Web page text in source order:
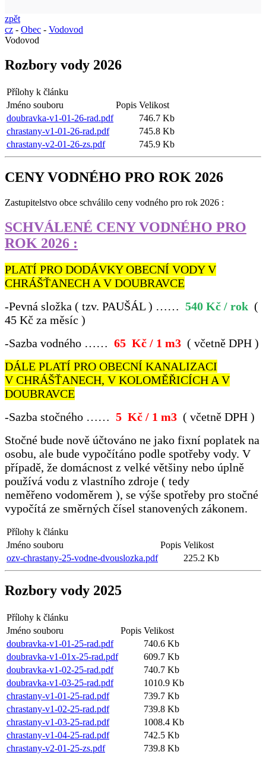
zpět
cz - Obec - Vodovod
Vodovod
Rozbory vody 2026
Přílohy k článku
Jméno souboru
Popis Velikost
doubravka-v1-01-26-rad.pdf
746.7 Kb
chrastany-v1-01-26-rad.pdf
745.8 Kb
chrastany-v2-01-26-zs.pdf
745.9 Kb
CENY VODNÉHO PRO ROK 2026
Zastupitelstvo obce schválilo ceny vodného pro rok 2026 :
SCHVÁLENÉ CENY VODNÉHO PRO
ROK 2026 :
PLATÍ PRO DODÁVKY OBECNÍ VODY V
CHRÁŠŤANECH A V DOUBRAVCE
-Pevná složka ( tzv. PAUŠÁL ) …… 540 Kč / rok (
45 Kč za měsíc )
-Sazba vodného …… 65 Kč / 1 m3 ( včetně DPH )
DÁLE PLATÍ PRO OBECNÍ KANALIZACI
V CHRÁŠŤANECH, V KOLOMĚŘICÍCH A V
DOUBRAVCE
-Sazba stočného …… 5 Kč / 1 m3 ( včetně DPH )
Stočné bude nově účtováno ne jako fixní poplatek na
osobu, ale bude vypočítáno podle spotřeby vody. V
případě, že domácnost z velké většiny nebo úplně
používá vodu z vlastního zdroje ( tedy
neměřeno vodoměrem ), se výše spotřeby pro stočné
vypočítá ze směrných čísel stanovených zákonem.
Přílohy k článku
Jméno souboru
Popis Velikost
ozv-chrastany-25-vodne-dvouslozka.pdf
225.2 Kb
Rozbory vody 2025
Přílohy k článku
Jméno souboru
Popis Velikost
doubravka-v1-01-25-rad.pdf
740.6 Kb
doubravka-v1-01x-25-rad.pdf
609.7 Kb
doubravka-v1-02-25-rad.pdf
740.7 Kb
doubravka-v1-03-25-rad.pdf
1010.9 Kb
chrastany-v1-01-25-rad.pdf
739.7 Kb
chrastany-v1-02-25-rad.pdf
739.8 Kb
chrastany-v1-03-25-rad.pdf
1008.4 Kb
chrastany-v1-04-25-rad.pdf
742.5 Kb
chrastany-v2-01-25-zs.pdf
739.8 Kb